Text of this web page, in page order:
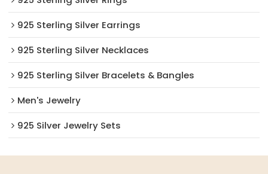
925 Sterling Silver Earrings
925 Sterling Silver Necklaces
925 Sterling Silver Bracelets & Bangles
Men's Jewelry
925 Silver Jewelry Sets